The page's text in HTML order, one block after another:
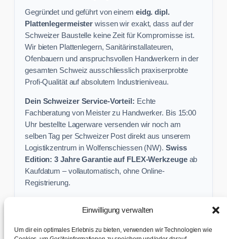
Einwilligung verwalten
Um dir ein optimales Erlebnis zu bieten, verwenden wir Technologien wie
Gegründet und geführt von einem eidg. dipl.
Plattenlegermeister wissen wir exakt, dass auf der
Schweizer Baustelle keine Zeit für Kompromisse ist.
Wir bieten Plattenlegern, Sanitärinstallateuren,
Ofenbauern und anspruchsvollen Handwerkern in der
gesamten Schweiz ausschliesslich praxiserprobte
Profi-Qualität auf absolutem Industrieniveau.
Dein Schweizer Service-Vorteil: Echte
Fachberatung von Meister zu Handwerker. Bis 15:00
Uhr bestellte Lagerware versenden wir noch am
selben Tag per Schweizer Post direkt aus unserem
Logistikzentrum in Wolfenschiessen (NW). Swiss
Edition: 3 Jahre Garantie auf FLEX-Werkzeugeab
Kaufdatum – vollautomatisch, ohne Online-
Registrierung.
Sichere dir exklusive Angebote und praktische